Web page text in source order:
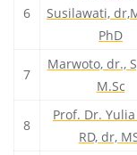
6
Susilawati,
PhD
7
Marwoto, dr.,
M.Sc
8
Prof. Dr.
RD, dr,